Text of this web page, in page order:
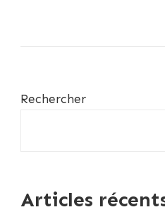
Rechercher
Articles